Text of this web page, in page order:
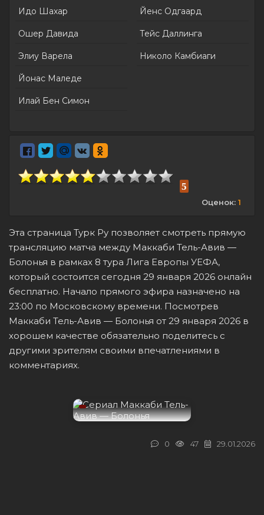
Эта страница Турк Ру позволяет смотреть прямую
трансляцию матча между Маккаби Тель-Авив —
Болонья в рамках 8 тура Лига Европы УЕФА,
который состоится сегодня 29 января 2026 онлайн
бесплатно. Начало прямого эфира назначено на
23:00 по Московскому времени. Посмотрев
Маккаби Тель-Авив — Болонья от 29 января 2026 в
хорошем качестве обязательно поделитесь с
другими зрителям своими впечатлениями в
комментариях.
Идо Шахар
Ошер Давида
Элиу Варела
Йонас Маледе
Илай Бен Симон
Йенс Одгаард
Тейс Даллинга
Николо Камбиаги
5
Оценок: 1
29.01.2026
47
0